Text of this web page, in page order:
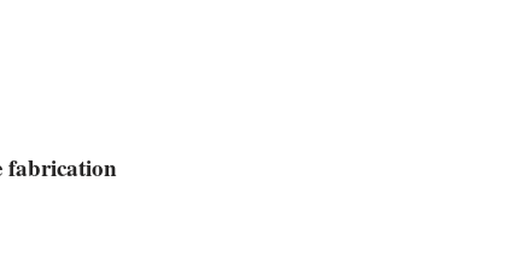
fabrication